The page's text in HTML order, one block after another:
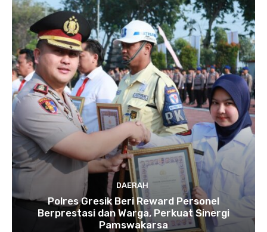
DAERAH
Polres Gresik Beri Reward Personel
Berprestasi dan Warga, Perkuat Sinergi
Pamswakarsa